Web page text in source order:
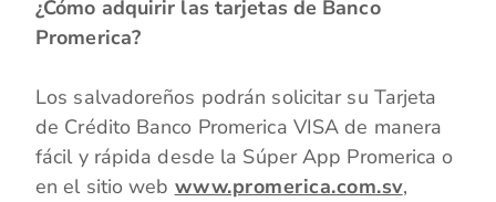
¿Cómo adquirir las tarjetas de Banco
Promerica?
Los salvadoreños podrán solicitar su Tarjeta
de Crédito Banco Promerica VISA de manera
fácil y rápida desde la Súper App Promerica o
en el sitio web www.promerica.com.sv,